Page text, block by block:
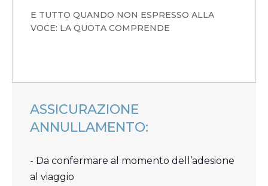
E TUTTO QUANDO NON ESPRESSO ALLA
VOCE: LA QUOTA COMPRENDE
ASSICURAZIONE
ANNULLAMENTO:
- Da confermare al momento dell’adesione
al viaggio